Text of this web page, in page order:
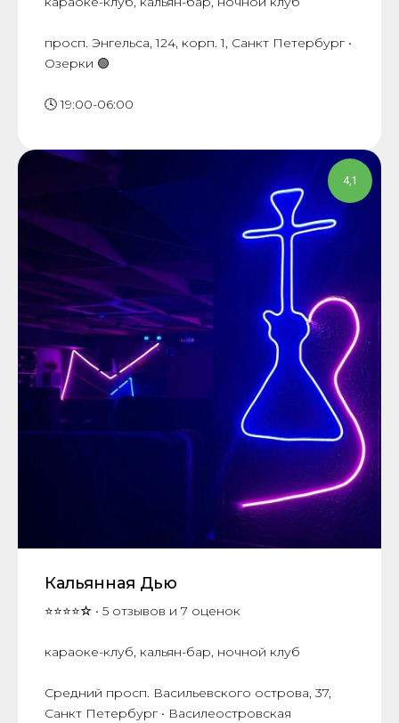
просп. Энгельса, 124, корп. 1, Санкт Петербург •
Озерки 🟢
🕓 19:00-06:00
4,1
Кальянная Дью
⭐⭐⭐⭐☆ • 5 отзывов и 7 оценок
караоке-клуб, кальян-бар, ночной клуб
Средний просп. Васильевского острова, 37,
Санкт Петербург • Василеостровская